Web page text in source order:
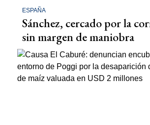
ESPAÑA
Sánchez, cercado por la
sin margen de maniobra